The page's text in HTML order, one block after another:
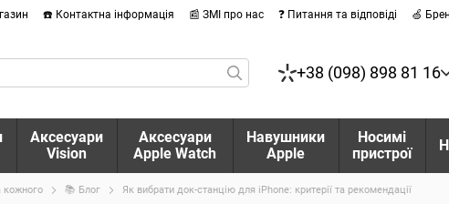
☎️ Контактна інформація 📰 ЗМІ про нас ❓ Питання та відповіді 🍏
+38 (098) 898 81 16
Аксесуари
Vision
Аксесуари
Apple Watch
Навушники
Apple
Носимі
пристрої
кожного 📚 Блог Як вибрати док-станцію для iPhone: критерії та рекомендації